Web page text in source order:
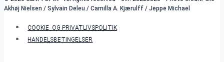
Akhøj Nielsen / Sylvain Deleu / Camilla A. Kjærulff / Jeppe Michael
COOKIE- OG PRIVATLIVSPOLITIK
HANDELSBETINGELSER